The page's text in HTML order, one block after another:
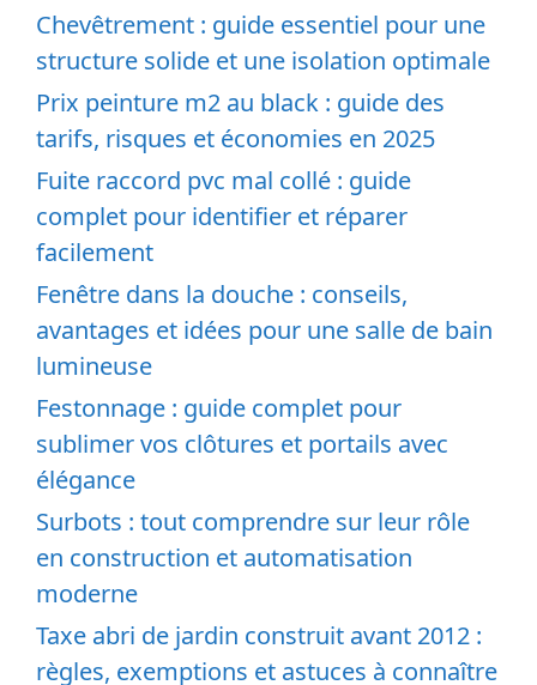
Chevêtrement : guide essentiel pour une
structure solide et une isolation optimale
Prix peinture m2 au black : guide des
tarifs, risques et économies en 2025
Fuite raccord pvc mal collé : guide
complet pour identifier et réparer
facilement
Fenêtre dans la douche : conseils,
avantages et idées pour une salle de bain
lumineuse
Festonnage : guide complet pour
sublimer vos clôtures et portails avec
élégance
Surbots : tout comprendre sur leur rôle
en construction et automatisation
moderne
Taxe abri de jardin construit avant 2012 :
règles, exemptions et astuces à connaître